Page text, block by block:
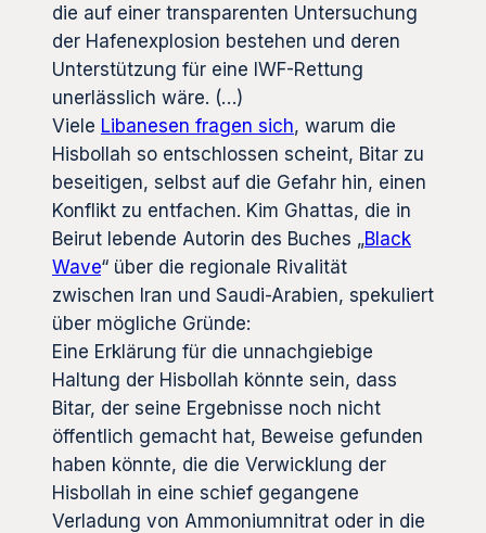
die auf einer transparenten Untersuchung
der Hafenexplosion bestehen und deren
Unterstützung für eine IWF-Rettung
unerlässlich wäre. (…)
Viele Libanesen fragen sich, warum die
Hisbollah so entschlossen scheint, Bitar zu
beseitigen, selbst auf die Gefahr hin, einen
Konflikt zu entfachen. Kim Ghattas, die in
Beirut lebende Autorin des Buches „Black
Wave“ über die regionale Rivalität
zwischen Iran und Saudi-Arabien, spekuliert
über mögliche Gründe:
Eine Erklärung für die unnachgiebige
Haltung der Hisbollah könnte sein, dass
Bitar, der seine Ergebnisse noch nicht
öffentlich gemacht hat, Beweise gefunden
haben könnte, die die Verwicklung der
Hisbollah in eine schief gegangene
Verladung von Ammoniumnitrat oder in die